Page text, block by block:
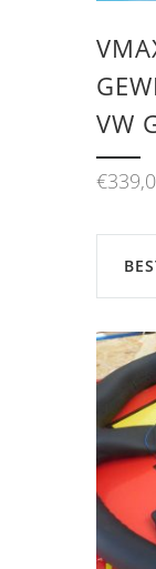
VW
€